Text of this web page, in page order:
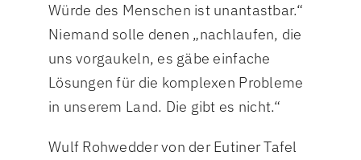
Würde des Menschen ist unantastbar.“
Niemand solle denen „nachlaufen, die
uns vorgaukeln, es gäbe einfache
Lösungen für die komplexen Probleme
in unserem Land. Die gibt es nicht.“
Wulf Rohwedder von der Eutiner Tafel